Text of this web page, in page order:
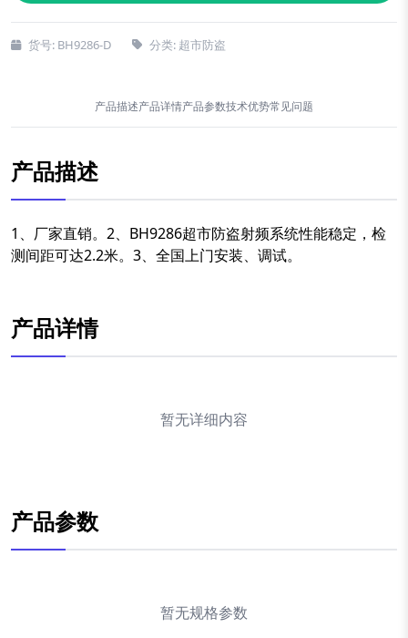
货号: BH9286-D 分类: 超市防盗
产品描述产品详情产品参数技术优势常见问题
产品描述
1、厂家直销。2、BH9286超市防盗射频系统性能稳定，检
测间距可达2.2米。3、全国上门安装、调试。
产品详情
暂无详细内容
产品参数
暂无规格参数